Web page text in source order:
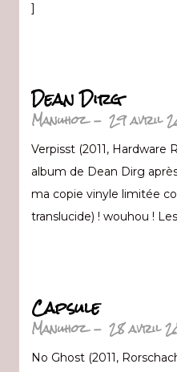
]
Dean Dirg
Manuhoz- 29 avril
Verpisst (2011, Hardware
album de Dean Dirg
ma copie vinyle limitée
translucide) ! wouhou !
Capsule
Manuhoz- 28 avril
No Ghost (2011,